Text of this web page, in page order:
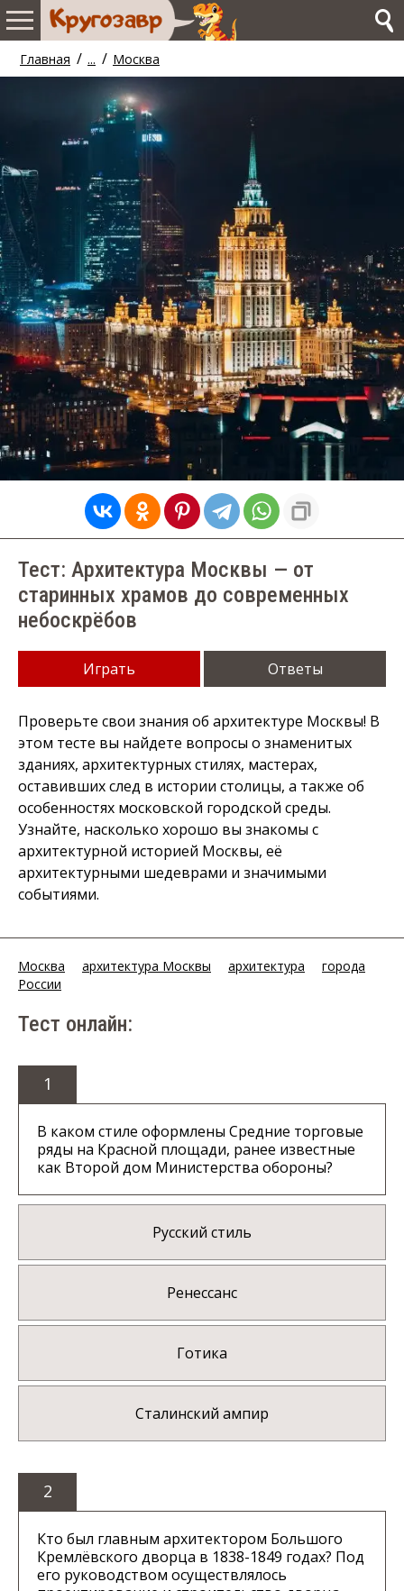
Главная / ... / Москва
Тест: Архитектура Москвы — от
старинных храмов до современных
небоскрёбов
Играть Ответы
Проверьте свои знания об архитектуре Москвы! В
этом тесте вы найдете вопросы о знаменитых
зданиях, архитектурных стилях, мастерах,
оставивших след в истории столицы, а также об
особенностях московской городской среды.
Узнайте, насколько хорошо вы знакомы с
архитектурной историей Москвы, её
архитектурными шедеврами и значимыми
событиями.
Москва архитектура Москвы архитектура
города
России
Тест онлайн:
1
В каком стиле оформлены Средние торговые
ряды на Красной площади, ранее известные
как Второй дом Министерства обороны?
Русский стиль
Ренессанс
Готика
Сталинский ампир
2
Кто был главным архитектором Большого
Кремлёвского дворца в 1838-1849 годах? Под
его руководством осуществлялось